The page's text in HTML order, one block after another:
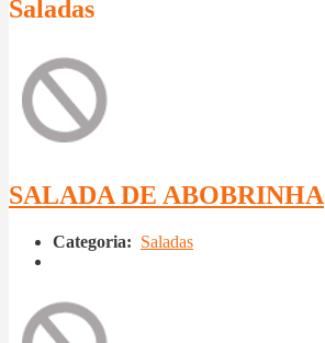
Saladas
SALADA DE ABOBRINHA
Categoria: Saladas